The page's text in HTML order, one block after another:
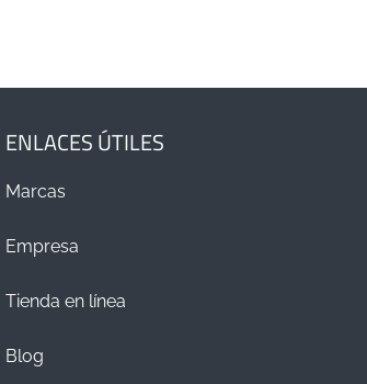
ENLACES ÚTILES
Marcas
Empresa
Tienda en línea
Blog